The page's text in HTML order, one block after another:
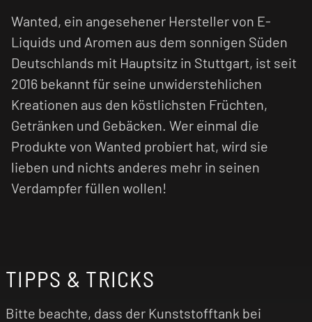
Wanted, ein angesehener Hersteller von E-
Liquids und Aromen aus dem sonnigen Süden
Deutschlands mit Hauptsitz in Stuttgart, ist seit
2016 bekannt für seine unwiderstehlichen
Kreationen aus den köstlichsten Früchten,
Getränken und Gebäcken. Wer einmal die
Produkte von Wanted probiert hat, wird sie
lieben und nichts anderes mehr in seinen
Verdampfer füllen wollen!
TIPPS & TRICKS
Bitte beachte, dass der Kunststofftank bei